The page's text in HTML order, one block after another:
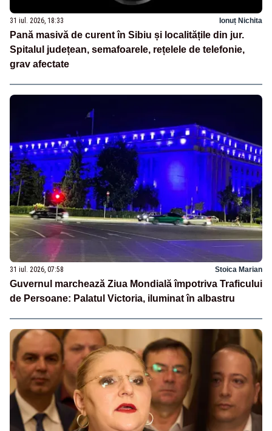
31 iul. 2026, 18:33 Ionuț Nichita
Pană masivă de curent în Sibiu și localitățile din jur.
Spitalul județean, semafoarele, rețelele de telefonie,
grav afectate
31 iul. 2026, 07:58 Stoica Marian
Guvernul marchează Ziua Mondială împotriva Traficului
de Persoane: Palatul Victoria, iluminat în albastru